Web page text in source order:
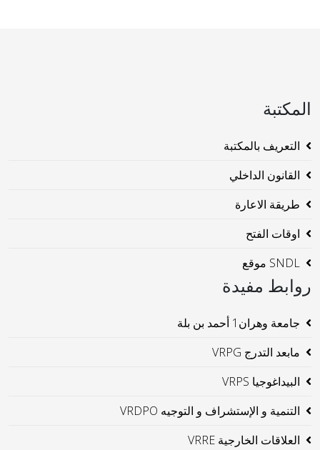
المكتبة
التعريف بالمكتبة
القانون الداخلي
طريقة الاعارة
اوقات الفتح
SNDL موقع
روابط مفيدة
جامعة وهران1 أحمد بن بلة
مابعد التدرج VRPG
البيداغوجيا VRPS
التنمية و الإستشراف و التوجيه VRDPO
العلاقات الخارجية VRRE